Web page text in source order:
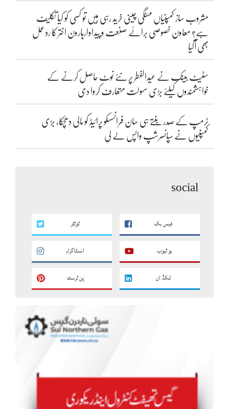
مشروب ساز کمپنیاں مہنگی چینی خرید رہی ہیں تو کسی کو کیا تکلیف
ہے؟ معاون خصوصی برائے صنعت و پیداوارہارون اختر کا ردعمل
بھی آگیا
سٹیٹ بینک نے عیدالفطر پر نئے نوٹ حاصل کرنے کے
خواہشمندوں کیلئے بڑی سہولت متعارف کروا دی
ٹرمپ کے صدر بنتے ہی سان فرانسسکو پرائیڈ کو مالی دھچکا، بڑی
کمپنیوں نے سپانسرشپ واپس لے لی
social
فیس بک ٹوئٹر
یو ٹیوب انسٹاگرام
لنکڈ ان پن ٹرسٹ